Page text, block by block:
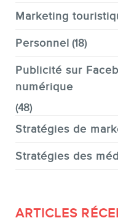
Marketing
Personnel (18)
Publicité sur
numérique
(48)
Stratégies de
Stratégies des
ARTICLES